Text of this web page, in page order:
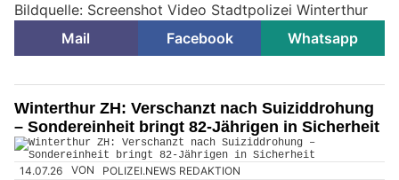
Bildquelle: Screenshot Video Stadtpolizei Winterthur
Mail
Facebook Whatsapp
Winterthur ZH: Verschanzt nach Suiziddrohung
– Sondereinheit bringt 82-Jährigen in Sicherheit
14.07.26 VON POLIZEI.NEWS REDAKTION